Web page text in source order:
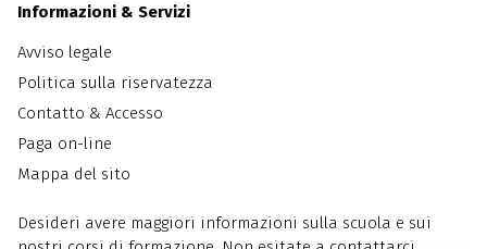
Informazioni & Servizi
Avviso legale
Politica sulla riservatezza
Contatto & Accesso
Paga on-line
Mappa del sito
Desideri avere maggiori informazioni sulla scuola e sui